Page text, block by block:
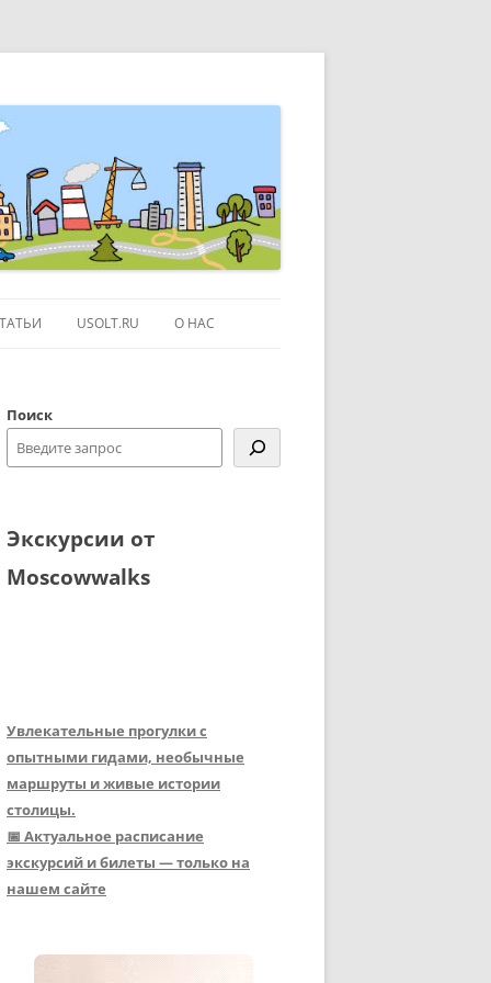
GOOGLE
USOLT.RU О НАС
Поиск
Экскурсии от
Moscowwalks
Увлекательные прогулки с
опытными гидами, необычные
маршруты и живые истории
столицы.
📅 Актуальное расписание
экскурсий и билеты — только на
нашем сайте